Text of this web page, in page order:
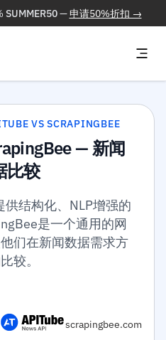
SUMMER50—申请50%折扣 →
VS SCRAPINGBEE
— 新闻
比较
结构化、NLP增强的
是一个通用的网
们在新闻数据需求方
较。
scrapingbee.com